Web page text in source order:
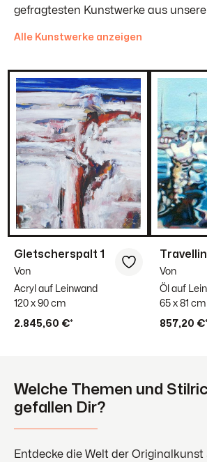
gefragtesten Kunstwerke aus
Alle Kunstwerke anzeigen
Gletscherspalt 1
Von
Acryl auf Leinwand
120 x 90 cm
2.845,60 €*
Von
Öl auf
65 x 81 cm
857,20
Welche Themen und
gefallen Dir?
Entdecke die Welt der